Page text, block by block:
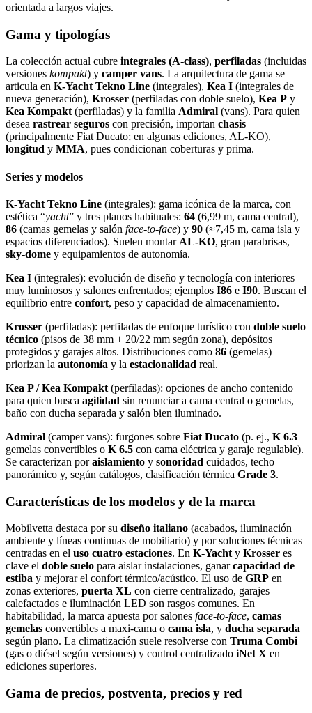
orientada a largos viajes.
Gama y tipologías
La colección actual cubre integrales (A‑class), perfiladas (incluidas
versiones kompakt) y camper vans. La arquitectura de gama se
articula en K‑Yacht Tekno Line (integrales), Kea I (integrales de
nueva generación), Krosser (perfiladas con doble suelo), Kea P y
Kea Kompakt(perfiladas) y la familia Admiral (vans). Para quien
desea rastrear seguros con precisión, importan chasis
(principalmente Fiat Ducato; en algunas ediciones, AL‑KO),
longitud y MMA, pues condicionan coberturas y prima.
Series y modelos
K‑Yacht Tekno Line (integrales): gama icónica de la marca, con
estética “yacht” y tres planos habituales: 64 (6,99 m, cama central),
86 (camas gemelas y salón face‑to‑face) y 90 (≈7,45 m, cama isla y
espacios diferenciados). Suelen montar AL‑KO, gran parabrisas,
sky‑dome y equipamientos de autonomía.
Kea I (integrales): evolución de diseño y tecnología con interiores
muy luminosos y salones enfrentados; ejemplos I86 e I90. Buscan el
equilibrio entre confort, peso y capacidad de almacenamiento.
Krosser (perfiladas): perfiladas de enfoque turístico con doble suelo
técnico (pisos de 38 mm + 20/22 mm según zona), depósitos
protegidos y garajes altos. Distribuciones como 86 (gemelas)
priorizan la autonomía y la estacionalidad real.
Kea P / Kea Kompakt (perfiladas): opciones de ancho contenido
para quien busca agilidad sin renunciar a cama central o gemelas,
baño con ducha separada y salón bien iluminado.
Admiral (camper vans): furgones sobre Fiat Ducato (p. ej., K 6.3
gemelas convertibles o K 6.5 con cama eléctrica y garaje regulable).
Se caracterizan poraislamiento y sonoridad cuidados, techo
panorámico y, según catálogos, clasificación térmica Grade 3.
Características de los modelos y de la marca
Mobilvetta destaca por su diseño italiano (acabados, iluminación
ambiente y líneas continuas de mobiliario) y por soluciones técnicas
centradas en el uso cuatro estaciones. En K‑Yachty Krosser es
clave el doble suelo para aislar instalaciones, ganarcapacidad de
estiba y mejorar el confort térmico/acústico. El uso de GRP en
zonas exteriores, puerta XL con cierre centralizado, garajes
calefactados e iluminación LED son rasgos comunes. En
habitabilidad, la marca apuesta por salones face‑to‑face, camas
gemelas convertibles a maxi‑cama o cama isla, y ducha separada
según plano. La climatización suele resolverse con Truma Combi
(gas o diésel según versiones) y control centralizado iNet X en
ediciones superiores.
Gama de precios, postventa, precios y red